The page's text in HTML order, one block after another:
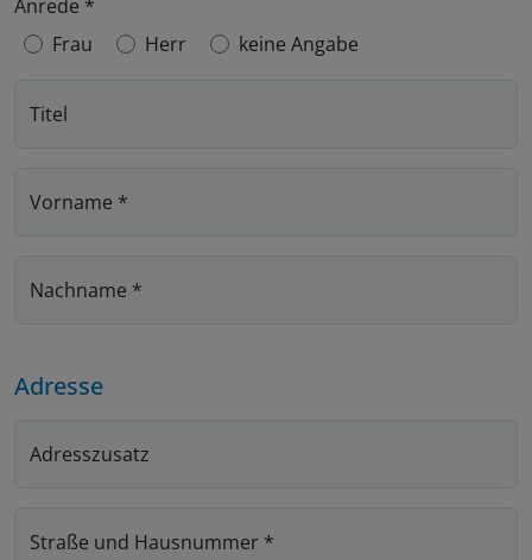
Anrede *
Frau
Herr keine Angabe
Titel
Vorname *
Nachname *
Adresse
Adresszusatz
Straße und Hausnummer *